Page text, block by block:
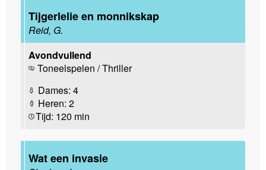
Tijgerlelie en monnikskap
Reid, G.
Avondvullend
Toneelspelen / Thriller
Dames: 4
Heren: 2
Tijd: 120 min
Wat een invasie